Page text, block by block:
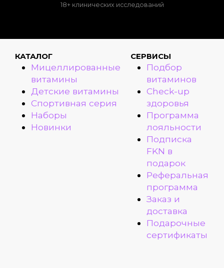
18+ клинических исследований
КАТАЛОГ
Мицеллированные
витамины
Детские витамины
Спортивная серия
Наборы
Новинки
СЕРВИСЫ
Подбор
витаминов
Check-up
здоровья
Программа
лояльности
Подписка
FKN в
подарок
Реферальная
программа
Заказ и
доставка
Подарочные
сертификаты